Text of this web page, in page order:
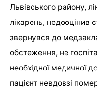
Львівського району,
лікарень, недооцінив
звернувся до
обстеження, не
необхідної медичної
пацієнт невдовзі